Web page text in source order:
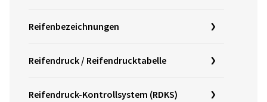
Reifenbezeichnungen
Reifendruck / Reifendrucktabelle
Reifendruck-Kontrollsystem (RDKS)